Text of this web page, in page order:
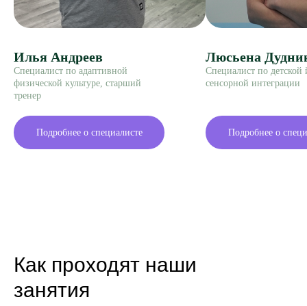
Илья Андреев
Специалист по адаптивной
физической культуре, старший
тренер
Подробнее о специалисте
Люсьена
Специалист по детской
сенсорной интеграции
Подробнее о
Как проходят наши
занятия